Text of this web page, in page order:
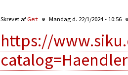
Skrevet af Gert Mandag d. 22/1/2024 - 10:56
https://